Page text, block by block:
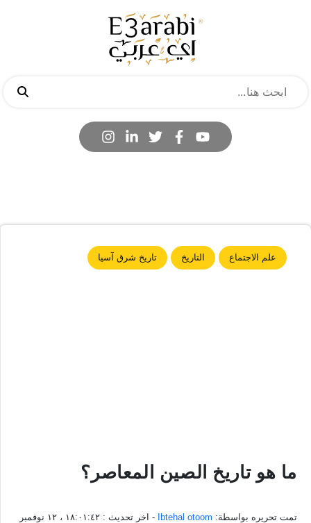
علم الاجتماع التاريخ تاريخ شرق آسيا
ما هو تاريخ الصين المعاصر؟
تمت تحريره بواسطة: Ibtehal otoom - اخر تحديث :
١٨:٠١:٤٢ ، ١٢ نوفمبر